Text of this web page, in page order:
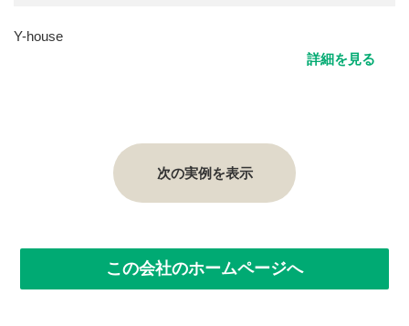
Y-house
詳細を見る
次の実例を表示
この会社のホームページへ